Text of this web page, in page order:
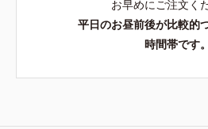
お早めにご注文く
平日のお昼前後が比較的
時間帯です。